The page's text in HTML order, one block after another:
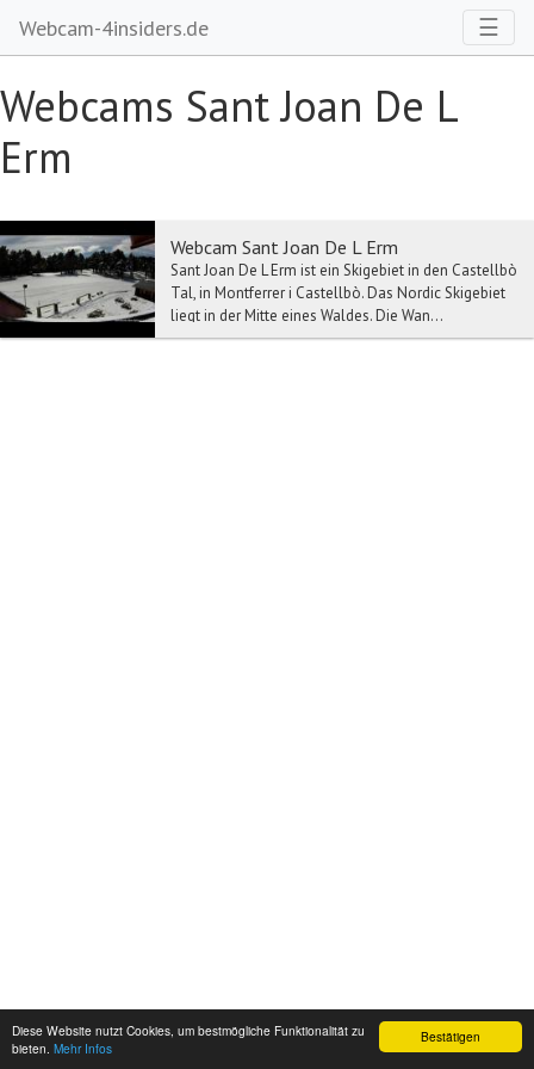
Bestätigen
Diese Website nutzt Cookies, um bestmögliche Funktionalität zu
bieten. Mehr Infos
Webcam-4insiders.de ☰
Webcams Sant Joan De L
Erm
Webcam Sant Joan De L Erm
Sant Joan De L Erm ist ein Skigebiet in den Castellbò
Tal, in Montferrer i Castellbò. Das Nordic Skigebiet
liegt in der Mitte eines Waldes. Die Wan...